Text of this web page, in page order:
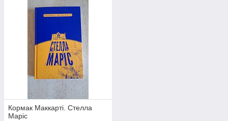
Кормак Маккарті. Стелла
Маріс